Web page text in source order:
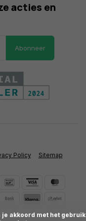
acties en
Abonneer
Policy Sitemap